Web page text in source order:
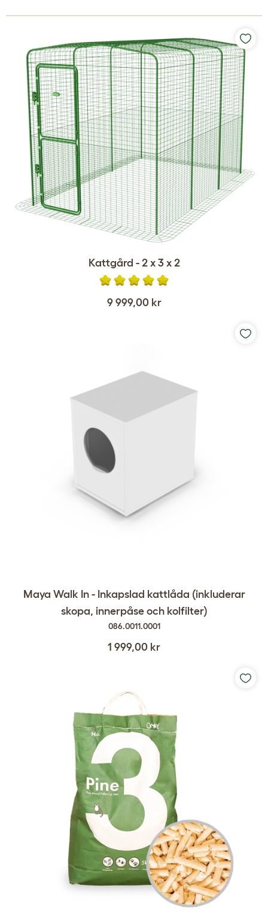
Kattgård - 2 x 3 x 2
9 999,00 kr
Maya Walk In - Inkapslad kattlåda (inkluderar
skopa, innerpåse och kolfilter)
086.0011.0001
1 999,00 kr